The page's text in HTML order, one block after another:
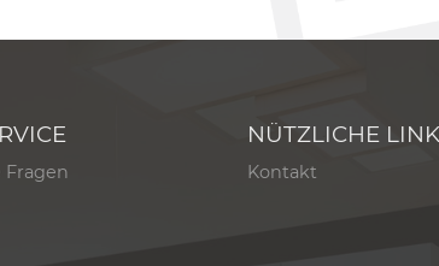
Fragen
NÜTZLICHE
Kontakt